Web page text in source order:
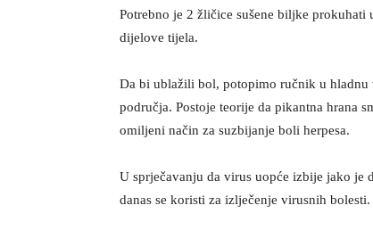
Potrebno je 2 žličice sušene biljke prokuhati
dijelove tijela.
Da bi ublažili bol, potopimo ručnik u
područja. Postoje teorije da pikantna hrana
omiljeni način za suzbijanje boli herpesa.
U sprječavanju da virus uopće izbije jako je
danas se koristi za izlječenje virusnih